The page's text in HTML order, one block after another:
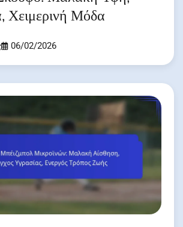
Χειμερινή Μόδα
06/02/2026